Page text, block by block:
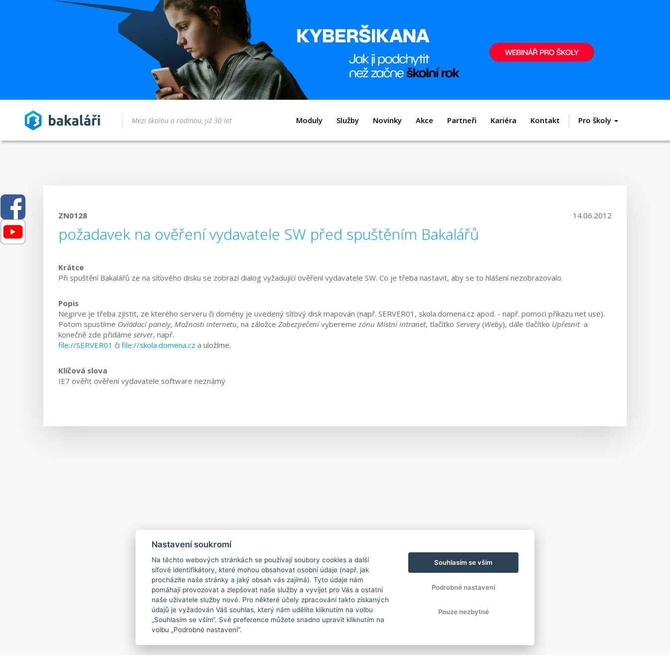
Moduly Služby Novinky Akce Partneři Kariéra Kontakt Pro školy
ZN0128
požadavek na ověření vydavatele SW před spuštěním Bakalářů
14.06.2012
Krátce
Při spuštění Bakalářů ze na síťového disku se zobrazí dialog vyžadující ověření vydavatele SW. Co je třeba nastavit, aby se to hlášení nezobrazovalo.
Popis
Nejprve je třeba zjistit, ze kterého serveru či domény je uvedený síťový disk mapován (např. SERVER01, skola.domena.cz apod. - např. pomoci příkazu net use).
Potom spustíme Ovládací panely, Možnosti internetu, na záložce Zabezpečenívybereme zónu Místní intranet, tlačítko Servery(Weby), dále tlačítko Upřesnita
konečně zde přidáme server, např.
file://SERVER01 či file://skola.domena.cz a uložíme.
Klíčová slova
IE7 ověřit ověření vydavatele software neznámý
Nastavení soukromí
Na těchto webových stránkách se používají soubory cookies a další
síťové identifikátory, které mohou obsahovat osobní údaje (např. jak
procházíte naše stránky a jaký obsah vás zajímá). Tyto údaje nám
pomáhají provozovat a zlepšovat naše služby a vyvíjet pro Vás a ostatní
naše uživatele služby nové. Pro některé účely zpracování takto získaných
údajů je vyžadován Váš souhlas, který nám udělíte kliknutím na volbu
„Souhlasím se vším“. Své preference můžete snadno upravit kliknutím na
volbu „Podrobné nastavení“.
Souhlasím se vším
Podrobné nastavení
Pouze nezbytné